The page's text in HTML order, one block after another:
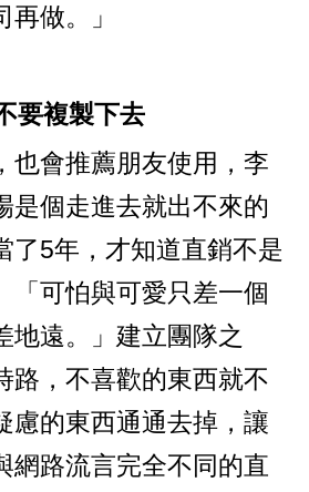
做。」
要複製下去
也會推薦朋友使用，李
是個走進去就出不來的
了5年，才知道直銷不是
「可怕與可愛只差一個
地遠。」建立團隊之
路，不喜歡的東西就不
慮的東西通通去掉，讓
網路流言完全不同的直